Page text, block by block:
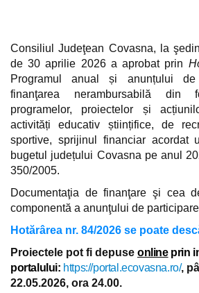
Consiliul Judeţean Covasna, la
de 30 aprilie 2026 a aprobat prin
Programul anual și anunțului de
finanţarea nerambursabilă din
programelor, proiectelor și
activități educativ științifice, de
sportive, sprijinul financiar acordat
bugetul județului Covasna pe anul
350/2005.
Documentaţia de finanţare şi cea
componentă a anunţului de
Hotărârea nr. 84/2026 se poate
Proiectele pot fi depuse onlineprin
portalului: https://portal.ecovasna.ro/,
22.05.2026, ora 24.00.